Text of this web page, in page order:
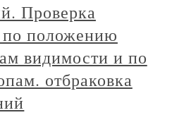
Проверка
по положению
видимости и по
отбраковка